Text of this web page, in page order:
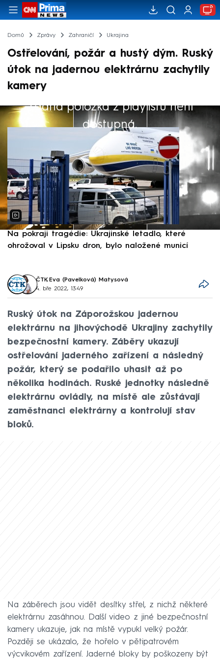
Domů Zprávy Zahraničí Ukrajina
Ostřelování, požár a hustý dým. Ruský
útok na jadernou elektrárnu zachytily
kamery
Žádná položka z playlistu není
dostupná.
Výběr redakce
Na pokraji tragédie: Ukrajinské letadlo, které
ohrožoval v Lipsku dron, bylo naložené municí
ČTK, Eva (Pavelková) Matysová
4. bře 2022, 13:49
Ruský útok na Záporožskou jadernou
elektrárnu na jihovýchodě Ukrajiny zachytily
bezpečnostní kamery. Záběry ukazují
ostřelování jaderného zařízení a následný
požár, který se podařilo uhasit až po
několika hodinách. Ruské jednotky následně
elektrárnu ovládly, na místě ale zůstávají
zaměstnanci elektrárny a kontrolují stav
bloků.
Na záběrech jsou vidět desítky střel, z nichž některé
elektrárnu zasáhnou. Další video z jiné bezpečnostní
kamery ukazuje, jak na místě vypukl velký požár.
Později se ukázalo, že hořelo v pětipatrovém
výcvikovém zařízení. Jaderné bloky by poškozeny být